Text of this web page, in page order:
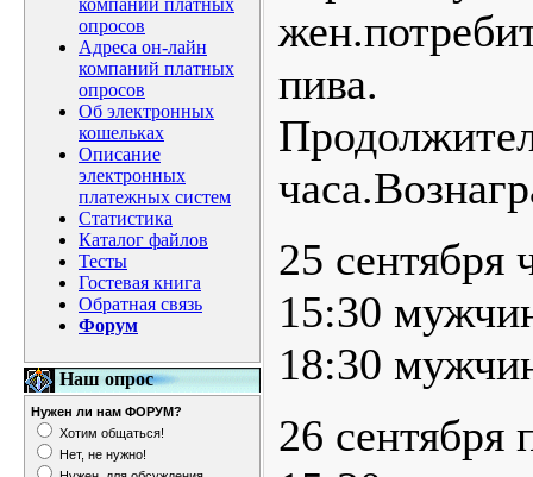
компании платных
опросов
Адреса он-лайн
компаний платных
опросов
Об электронных
кошельках
Описание
электронных
платежных систем
Статистика
Каталог файлов
Тесты
Гостевая книга
Обратная связь
Форум
Наш опрос
Нужен ли нам ФОРУМ?
Хотим общаться!
Нет, не нужно!
пива.
25 сентября
15:30
18:30
26 сентября